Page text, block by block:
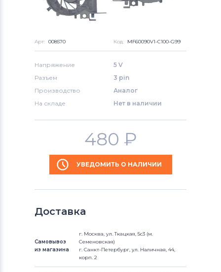
Арт: 008570 Код: MF60090V1-C100-G99
Напряжение
5 V
Разъем
3 pin
Производство
Аналог
На складе
Нет в наличии
480 ₽
УВЕДОМИТЬ О НАЛИЧИИ
Доставка
Самовывоз
из магазина
г. Москва, ул. Ткацкая, 5с3 (м.
Семеновская)
г. Санкт-Петербург, ул. Наличная, 44,
корп. 2